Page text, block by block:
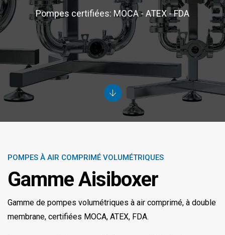
Pompes certifiées: MOCA - ATEX - FDA
POMPES À AIR COMPRIMÉ VOLUMÉTRIQUES
Gamme Aisiboxer
Gamme de pompes volumétriques à air comprimé, à double
membrane, certifiées MOCA, ATEX, FDA.